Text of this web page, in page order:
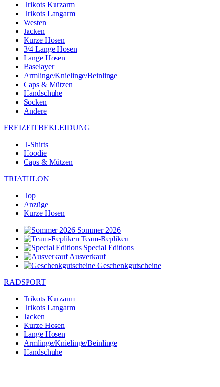
Trikots Kurzarm
Trikots Langarm
Westen
Jacken
Kurze Hosen
3/4 Lange Hosen
Lange Hosen
Baselayer
Armlinge/Knielinge/Beinlinge
Caps & Mützen
Handschuhe
Socken
Andere
FREIZEITBEKLEIDUNG
T-Shirts
Hoodie
Caps & Mützen
TRIATHLON
Top
Anzüge
Kurze Hosen
Sommer 2026
Team-Repliken
Special Editions
Ausverkauf
Geschenkgutscheine
RADSPORT
Trikots Kurzarm
Trikots Langarm
Jacken
Kurze Hosen
Lange Hosen
Armlinge/Knielinge/Beinlinge
Handschuhe